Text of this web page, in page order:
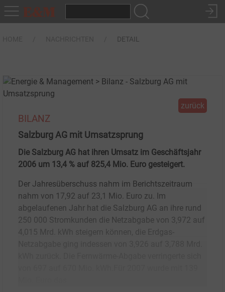
DETAIL
zurück
BILANZ
Salzburg AG mit Umsatzsprung
Die Salzburg AG hat ihren Umsatz im Geschäftsjahr
2006 um 13,4 % auf 825,4 Mio. Euro gesteigert.
Der Jahresüberschuss nahm im Berichtszeitraum
nahm von 17,92 auf 23,1 Mio. Euro zu. Im
abgelaufenen Jahr hat die Salzburg AG an ihre rund
250 000 Stromkunden die Netzabgabe von 3,972 auf
4,015 Mrd. kWh steigern können, die Erdgas-